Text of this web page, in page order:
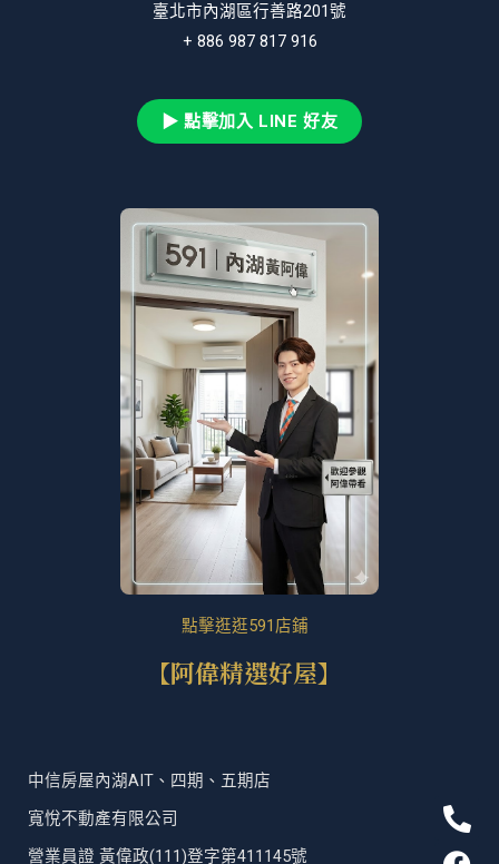
h
a
i
i
臺北市內湖區行善路201號
+ 886 987 817 916
▶ 點擊加入 LINE 好友
點擊逛逛591店鋪
【阿偉精選好屋】
中信房屋內湖AIT、四期、五期店
寬悅不動產有限公司
營業員證 黃偉政(111)登字第411145號